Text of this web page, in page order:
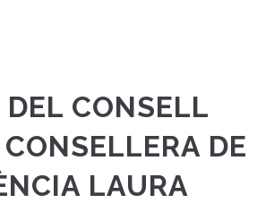
CONSELL
DE
LAURA